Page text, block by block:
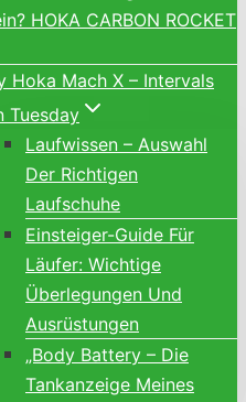
HOKA CARBON ROCKET
Hoka Mach X – Intervals
Tuesday
Laufwissen – Auswahl
Der Richtigen
Laufschuhe
Einsteiger-Guide Für
Läufer: Wichtige
Überlegungen Und
Ausrüstungen
„Body Battery – Die
Tankanzeige Meines